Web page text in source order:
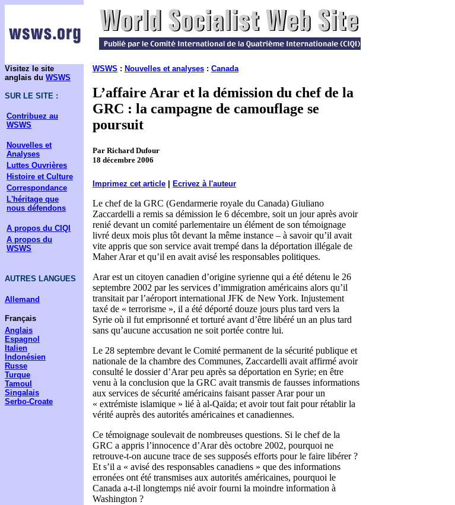
Visitez le site
anglais du WSWS
SUR LE SITE :
Contribuez au
WSWS
Nouvelles et
Analyses
Luttes Ouvrières
Histoire et Culture
Correspondance
L'héritage que
nous défendons
A propos du CIQI
A propos du
WSWS
AUTRES LANGUES
Allemand
Français
Anglais
Espagnol
Italien
Indonésien
Russe
Turque
Tamoul
Singalais
Serbo-Croate
WSWS : Nouvelles et analyses : Canada
L’affaire Arar et la démission du chef de la
GRC : la campagne de camouflage se
poursuit
Par Richard Dufour
18 décembre 2006
Imprimez cet article Ecrivez à l'auteur
Le chef de la GRC (Gendarmerie royale du Canada) Giuliano
Zaccardelli a remis sa démission le 6 décembre, soit un jour après avoir
renié devant un comité parlementaire un élément de son témoignage
livré deux mois plus tôt devant la même instance – à savoir qu’il avait
vite appris que son service avait trempé dans la déportation illégale de
Maher Arar et qu’il en avait avisé les responsables politiques.
Arar est un citoyen canadien d’origine syrienne qui a été détenu le 26
septembre 2002 par les services d’immigration américains alors qu’il
transitait par l’aéroport international JFK de New York. Injustement
taxé de « terrorisme », il a été déporté douze jours plus tard vers la
Syrie où il fut emprisonné et torturé avant d’être libéré un an plus tard
sans qu’aucune accusation ne soit portée contre lui.
Le 28 septembre devant le Comité permanent de la sécurité publique et
nationale de la chambre des Communes, Zaccardelli avait affirmé avoir
consulté le dossier d’Arar peu après sa déportation en Syrie; en être
venu à la conclusion que la GRC avait transmis de fausses informations
aux services de sécurité américains faisant passer Arar pour un
« extrémiste islamique » lié à al-Qaïda; et avoir tout fait pour rétablir la
vérité auprès des autorités américaines et canadiennes.
Ce témoignage soulevait de nombreuses questions. Si le chef de la
GRC a appris l’innocence d’Arar dès octobre 2002, pourquoi ne
retrouve-t-on aucune trace de ses supposés efforts pour le faire libérer ?
Et s’il a « avisé des responsables canadiens » que des informations
erronées ont été transmises aux autorités américaines, pourquoi le
Canada a-t-il longtemps nié avoir fourni la moindre information à
Washington ?